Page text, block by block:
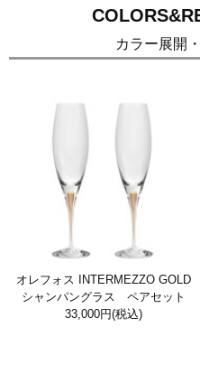
カラー展開
オレフォス INTERMEZZO GOLD
シャンパングラス ペアセット
33,000円(税込)